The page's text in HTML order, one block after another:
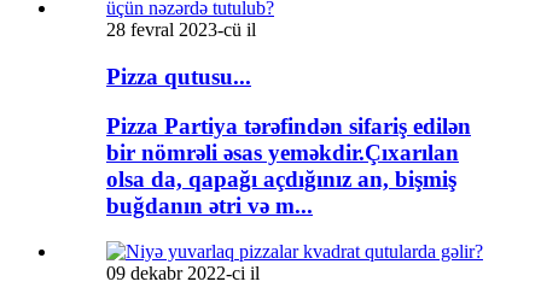
28 fevral 2023-cü il
Pizza qutusu...
Pizza Partiya tərəfindən sifariş edilən
bir nömrəli əsas yeməkdir.Çıxarılan
olsa da, qapağı açdığınız an, bişmiş
buğdanın ətri və m...
09 dekabr 2022-ci il